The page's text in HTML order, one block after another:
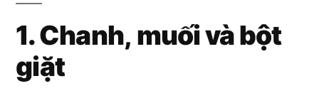
1. Chanh, muối và bột
giặt